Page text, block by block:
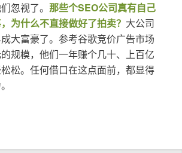
忽视了。 那些个SEO公司真有自己
为什么不直接做好了拍卖？ 大公司
大富豪了。参考谷歌竞价广告市场
规模，他们一年赚个几十、上百亿
松。任何借口在这点面前，都显得